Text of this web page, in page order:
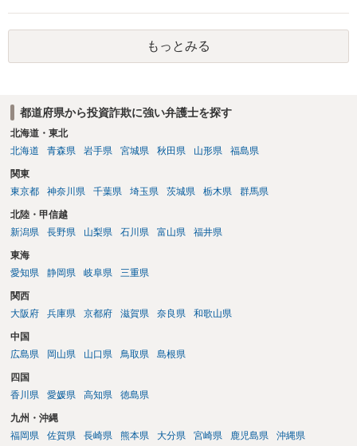
された等の事案もあり、口座名義人の過失責任を問うことが微妙な事
案も出てきています。 投資詐欺事案で重要なのは、他の被害者も弁護
士へ依頼して同じ口座からの回収に動いている可能性が高いというこ
とです。そのため、とにかく他の被害者に先んじて回収できるか、そ
案では、被害者の誰かが公告期間満了前に仮差押えや差押えをしてし
まうケースが多いでしょう。なお、振り込め詐欺救済法の規定では、
えをすると被害分配手続は中止になってしまうため、配当を待つとい
う選択肢はなくなります。そのため、回収のためには一日も早く動く
必要があるわけです。 上記のような、投資詐欺の実情や処理方針を的
確に説明できているかどうかが、弁護士を信頼できるかどうかのポイ
ントになるでしょう。
2025年7月31日、ただし対象不動産の売却が終わっていない場合は1年
を上限に延長することがあるとされています。 当初満了日が令和７年
７月３１日でしたが、令和７年6月に延長通知がなされて償還期限が令
和８年７月３１日になっております。その後、令和７年９月頃になる
とのことですが、残念ながら、現在の都市綜研インベストファンド
は、任意の請求や解除通知に対して積極的に対応している状況にはあ
りません。実際、弁護士名で送付した内容証明に対しても何ら回答が
ールのみで返還を受けることは難しく、法的手続を取らなければ実質
的に交渉のテーブルにも乗らないというのが実情です。 ご相談の「み
んなで大家さん43号」については、令和８年７月３１日が償還期限到
がら、期間満了による償還請求訴訟もにらんだ形で訴訟提起をするこ
とが考えられます。もっとも、現在は都市綜研インベストファンドと
の間で裁判上の和解が成立した案件についても、和解で約束された分
がって、訴訟を提起したとしても必ず回収できるとは申し上げられま
せん。 しかしながら、 ①会社から返答がない ②任意交渉が機能して
いない ③資金繰り上のご事情がある ④償還期限が到来する という現
状を踏まえますと、何もせずに待ち続けるよりは、リスクを承知の上
す。何もしなければ回収をすることはできません。みんなで大家さん4
3号については、「アグレボセンターで何らかの事業が行われていた
か」ではなく、「その事業が巨額の賃料を支払えるだけの実体を持っ
ていたのか。そして賃料はどこから出ていたのか」という点はかなり
もっとみる
都道府県から投資詐欺に強い弁護士を探す
北海道・東北
北海道
青森県 岩手県 宮城県 秋田県 山形県 福島県
関東
東京都
神奈川県 千葉県 埼玉県 茨城県 栃木県 群馬県
北陸・甲信越
新潟県
長野県 山梨県 石川県 富山県 福井県
東海
愛知県
静岡県 岐阜県 三重県
関西
大阪府
兵庫県 京都府 滋賀県 奈良県 和歌山県
中国
広島県
岡山県 山口県 鳥取県 島根県
四国
香川県
愛媛県 高知県 徳島県
九州・沖縄
福岡県
佐賀県 長崎県 熊本県 大分県 宮崎県 鹿児島県 沖縄県